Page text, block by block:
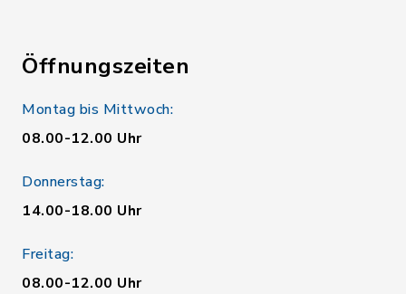
Öffnungszeiten
Montag bis Mittwoch:
08.00-12.00 Uhr
Donnerstag:
14.00-18.00 Uhr
Freitag:
08.00-12.00 Uhr